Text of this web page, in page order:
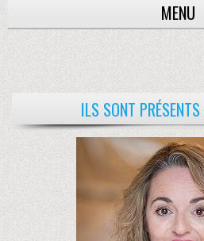
MENU
ILS SONT PRÉSENTS